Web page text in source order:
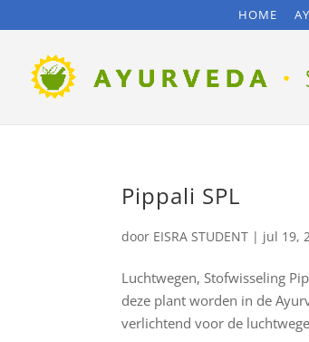
HOME
Pippali SPL
door EISRA STUDENT | jul 19,
Luchtwegen, Stofwisseling
deze plant worden in de
verlichtend voor de